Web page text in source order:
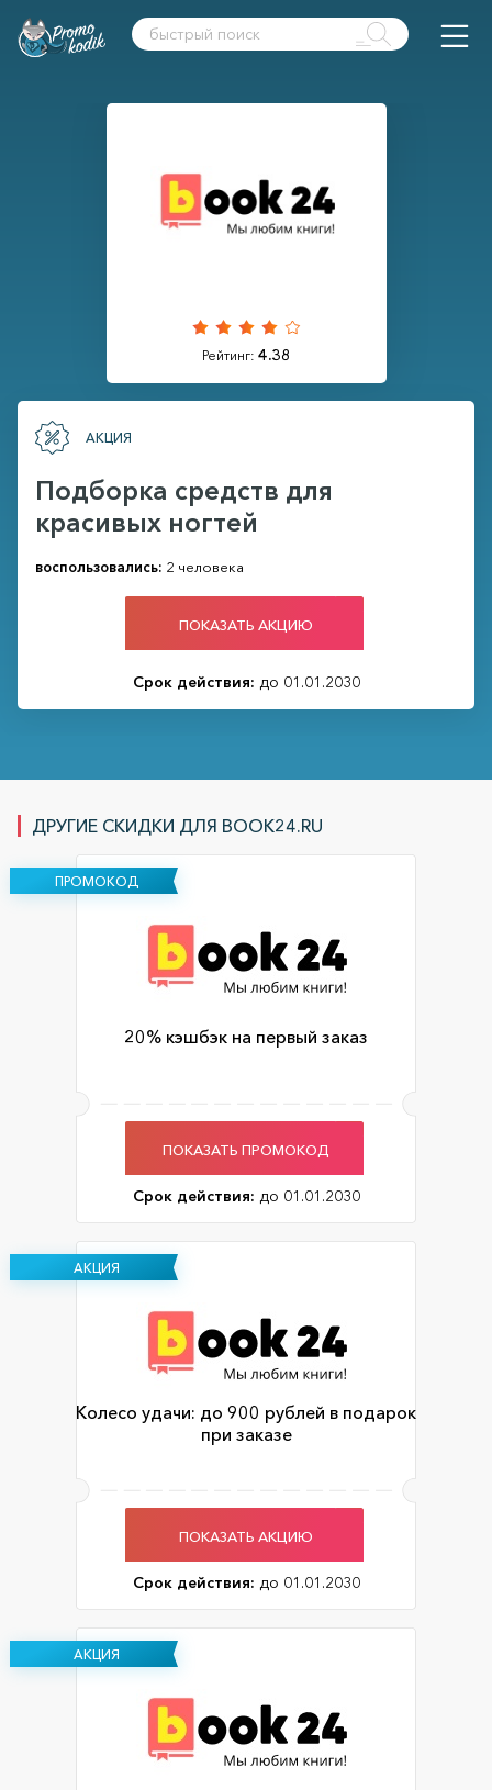
Рейтинг: 4.38
АКЦИЯ
Подборка средств для
красивых ногтей
воспользовались: 2 человека
ПОКАЗАТЬ АКЦИЮ
Срок действия: до 01.01.2030
ДРУГИЕ СКИДКИ ДЛЯ BOOK24.RU
ПРОМОКОД
20% кэшбэк на первый заказ
ПОКАЗАТЬ ПРОМОКОД
Срок действия: до 01.01.2030
АКЦИЯ
Колесо удачи: до 900 рублей в подарок
при заказе
ПОКАЗАТЬ АКЦИЮ
Срок действия: до 01.01.2030
АКЦИЯ